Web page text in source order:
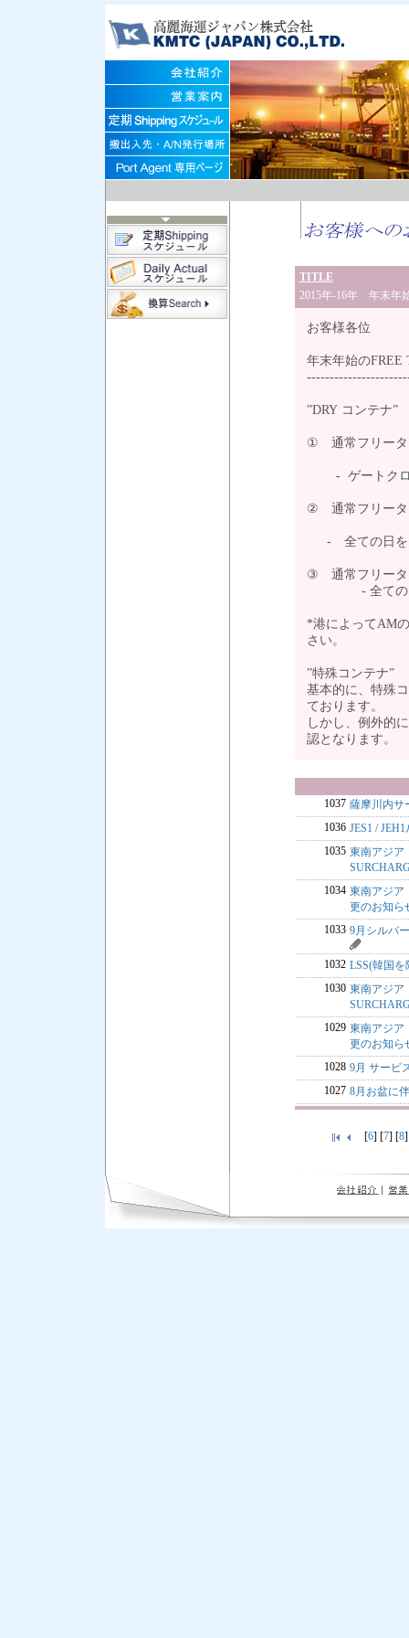
TITLE
2015年-16年 年末年
お客様各位
年末年始の
”DRY コンテナ”
① 通常フリータ
- ゲートクロ
② 通常フリータ
- 全ての日をカ
③ 通常フリータ
- 全ての日を
*港によってAM
さい。
”特殊コンテナ”
基本的に、特殊
ております。
しかし、例外的
認となります
1037 薩摩川内サ
1036 JES1 /
1035 東南アジア
1034 東南アジア
更のお知ら
1033 9月シルバ
1032 LSS(韓国を
1030 東南アジア
1029 東南アジア
更のお知ら
1028 9月 サービ
1027 8月お盆に
[6] [7] [8